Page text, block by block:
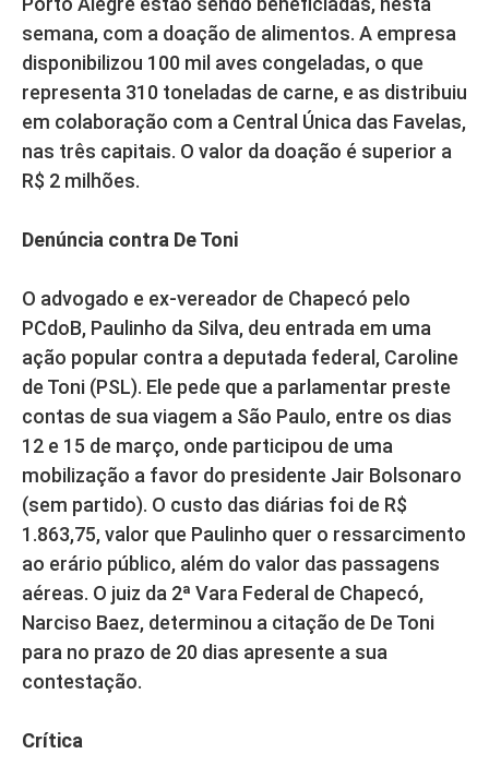
semana, com a doação de alimentos. A empresa
disponibilizou 100 mil aves congeladas, o que
representa 310 toneladas de carne, e as distribuiu
em colaboração com a Central Única das Favelas,
nas três capitais. O valor da doação é superior a
R$ 2 milhões.
Denúncia contra De Toni
O advogado e ex-vereador de Chapecó pelo
PCdoB, Paulinho da Silva, deu entrada em uma
ação popular contra a deputada federal, Caroline
de Toni (PSL). Ele pede que a parlamentar preste
contas de sua viagem a São Paulo, entre os dias
12 e 15 de março, onde participou de uma
mobilização a favor do presidente Jair Bolsonaro
(sem partido). O custo das diárias foi de R$
1.863,75, valor que Paulinho quer o ressarcimento
ao erário público, além do valor das passagens
aéreas. O juiz da 2ª Vara Federal de Chapecó,
Narciso Baez, determinou a citação de De Toni
para no prazo de 20 dias apresente a sua
contestação.
Crítica